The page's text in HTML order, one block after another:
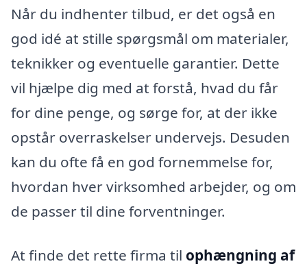
Når du indhenter tilbud, er det også en
god idé at stille spørgsmål om materialer,
teknikker og eventuelle garantier. Dette
vil hjælpe dig med at forstå, hvad du får
for dine penge, og sørge for, at der ikke
opstår overraskelser undervejs. Desuden
kan du ofte få en god fornemmelse for,
hvordan hver virksomhed arbejder, og om
de passer til dine forventninger.
At finde det rette firma til ophængning af